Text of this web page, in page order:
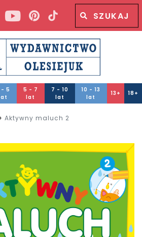
Wyszukiwana fraza
- 5
5 - 7
lat
7 - 10
lat
10 - 13
lat
13+ 18+
Aktywny maluch 2